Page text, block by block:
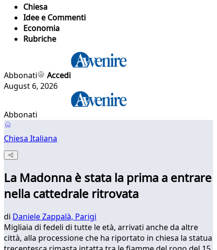
Chiesa
Idee e Commenti
Economia
Rubriche
Abbonati
Accedi
August 6, 2026
Abbonati
Chiesa Italiana
La Madonna è stata la prima a entrare
nella cattedrale ritrovata
di Daniele Zappalà, Parigi
Migliaia di fedeli di tutte le età, arrivati anche da altre
città, alla processione che ha riportato in chiesa la statua